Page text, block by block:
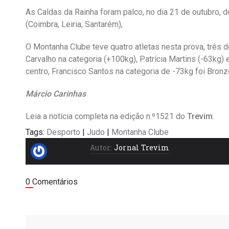
As Caldas da Rainha foram palco, no dia 21 de outubro,
(Coimbra, Leiria, Santarém),
O Montanha Clube teve quatro atletas nesta prova, três
Carvalho na categoria (+100kg), Patrícia Martins (-
centro, Francisco Santos na categoria de -73kg foi
Márcio Carinhas
Leia a notícia completa na edição n.º1521 do Trevim.
Tags: Desporto | Judo | Montanha Clube
Autor: Jornal Trevim
0 Comentários